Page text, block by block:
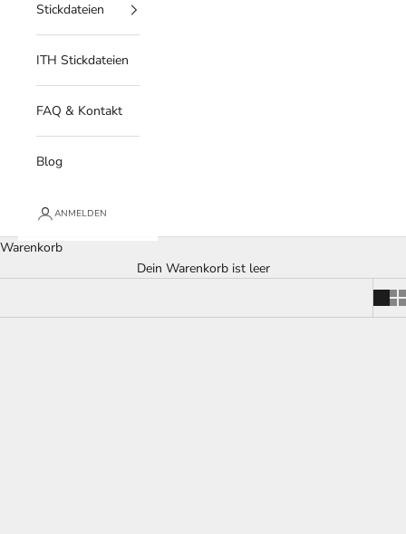
Stickdateien
ITH Stickdateien
FAQ & Kontakt
Blog
ANMELDEN
Warenkorb
Dein Warenkorb ist leer